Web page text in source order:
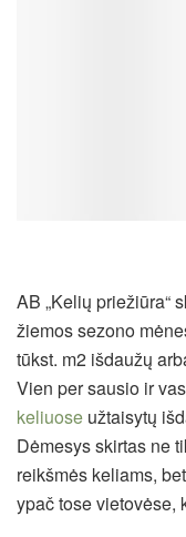
AB „Kelių priežiūra“
žiemos sezono
tūkst. m2 išdaužų
Vien per sausio ir
keliuose užtaisytų
Dėmesys skirtas ne
reikšmės keliams,
ypač tose vietovėse,